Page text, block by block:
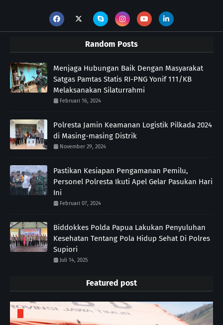
Random Posts
Menjaga Hubungan Baik Dengan Masyarakat
Satgas Pamtas Statis RI-PNG Yonif 111/KB
Melaksanakan Silaturrahmi
Februari 16, 2024
Polresta Jamin Keamanan Logistik Pilkada 2024
di Masing-masing Distrik
November 29, 2024
Pastikan Kesiapan Pengamanan Pemilu,
Personel Polresta Ikuti Apel Gelar Pasukan Hari
Ini
Februari 07, 2024
Biddokkes Polda Papua Lakukan Penyuluhan
Kesehatan Tentang Pola Hidup Sehat Di Polres
Supiori
Juli 14, 2025
Featured post